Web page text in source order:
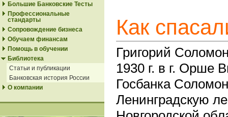
Большие Банковские Тесты
Профессиональные
стандарты
Сопровождение бизнеса
Обучаем финансам
Помощь в обучении
Библиотека
Статьи и публикации
Банковская история России
О компании
Как
Григорий
1930 г. в г. Орше
Госбанка
Ленинградскую